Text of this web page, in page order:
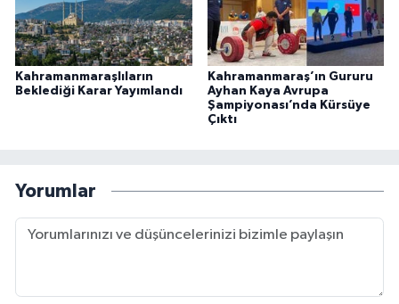
Kahramanmaraşlıların
Beklediği Karar Yayımlandı
Kahramanmaraş’ın Gururu
Ayhan Kaya Avrupa
Şampiyonası’nda Kürsüye
Çıktı
Yorumlar